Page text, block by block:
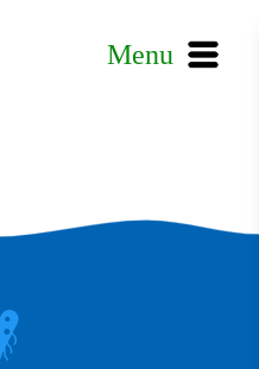
Menu